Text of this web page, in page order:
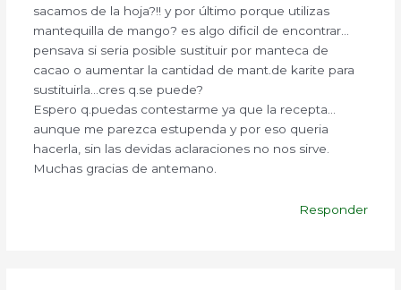
sacamos de la hoja?!! y por último porque utilizas
mantequilla de mango? es algo dificil de encontrar…
pensava si seria posible sustituir por manteca de
cacao o aumentar la cantidad de mant.de karite para
sustituirla…cres q.se puede?
Espero q.puedas contestarme ya que la recepta…
aunque me parezca estupenda y por eso queria
hacerla, sin las devidas aclaraciones no nos sirve.
Muchas gracias de antemano.
Responder